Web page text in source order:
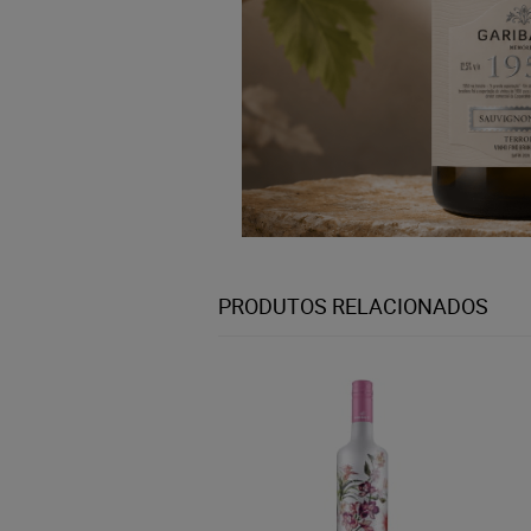
PRODUTOS RELACIONADOS